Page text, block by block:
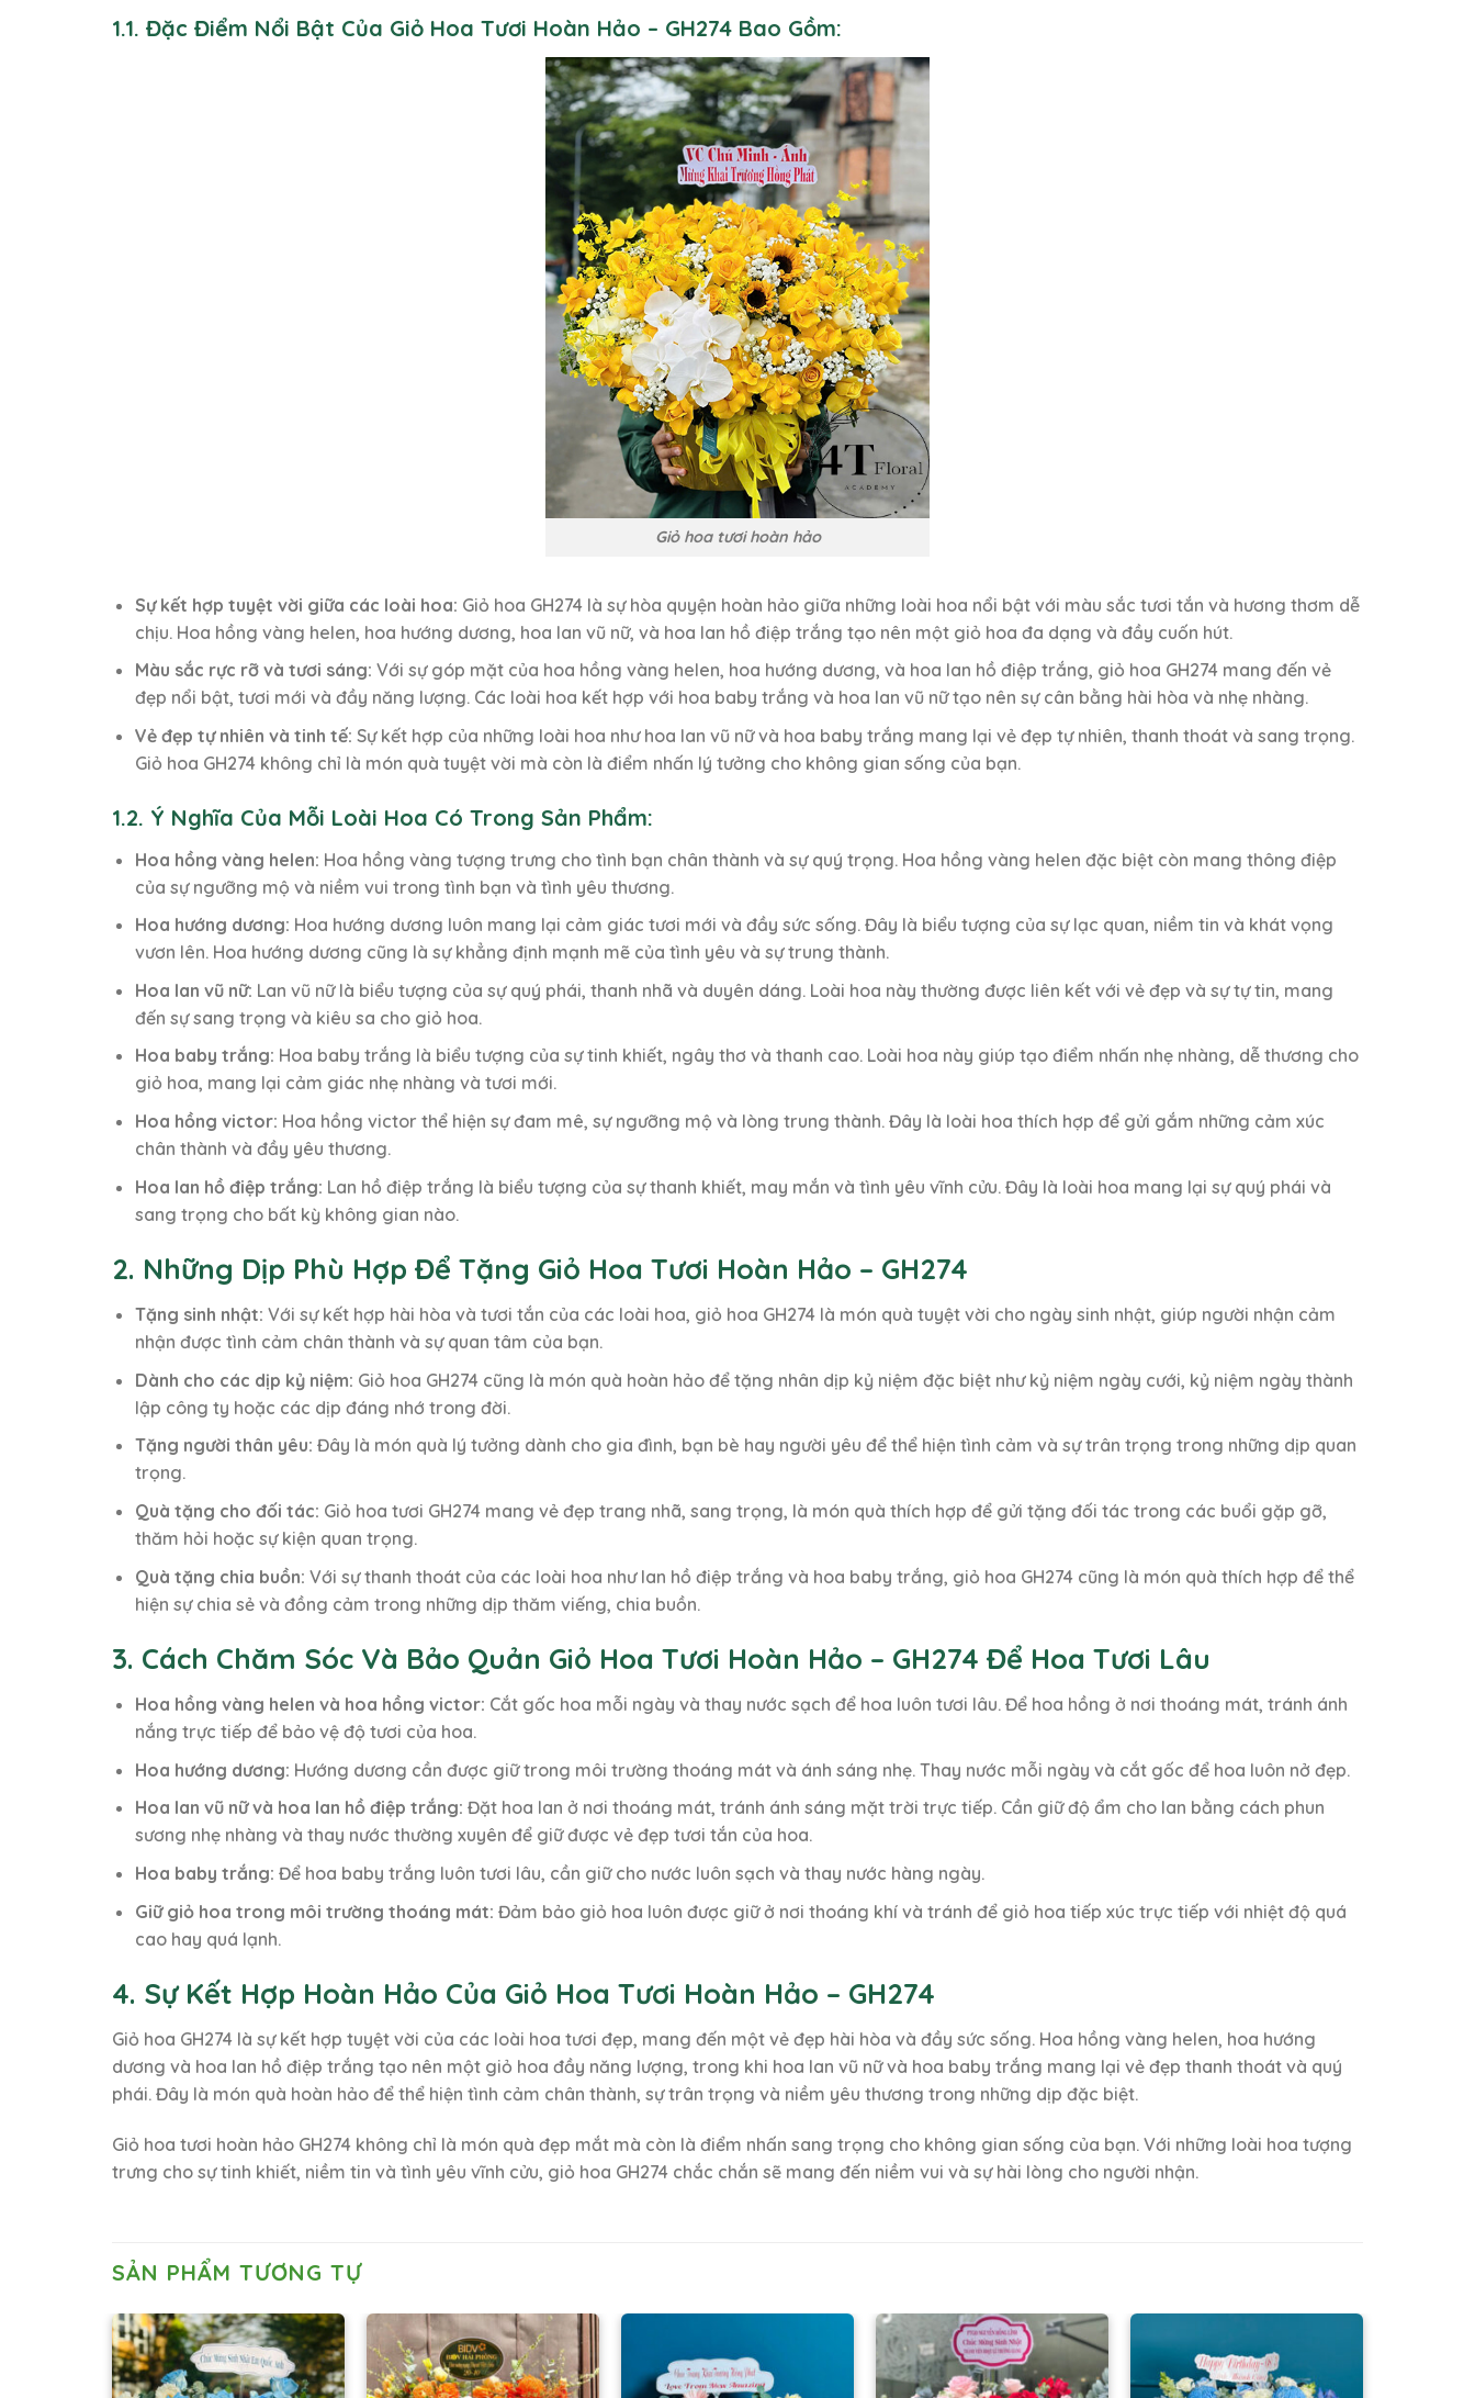
1.1. Đặc Điểm Nổi Bật Của Giỏ Hoa Tươi Hoàn Hảo – GH274 Bao Gồm:
Giỏ hoa tươi hoàn hảo
Sự kết hợp tuyệt vời giữa các loài hoa: Giỏ hoa GH274 là sự hòa quyện hoàn hảo giữa những loài hoa nổi bật với màu sắc tươi tắn và hương thơm dễ
chịu. Hoa hồng vàng helen, hoa hướng dương, hoa lan vũ nữ, và hoa lan hồ điệp trắng tạo nên một giỏ hoa đa dạng và đầy cuốn hút.
Màu sắc rực rỡ và tươi sáng: Với sự góp mặt của hoa hồng vàng helen, hoa hướng dương, và hoa lan hồ điệp trắng, giỏ hoa GH274 mang đến vẻ
đẹp nổi bật, tươi mới và đầy năng lượng. Các loài hoa kết hợp với hoa baby trắng và hoa lan vũ nữ tạo nên sự cân bằng hài hòa và nhẹ nhàng.
Vẻ đẹp tự nhiên và tinh tế: Sự kết hợp của những loài hoa như hoa lan vũ nữ và hoa baby trắng mang lại vẻ đẹp tự nhiên, thanh thoát và sang trọng.
Giỏ hoa GH274 không chỉ là món quà tuyệt vời mà còn là điểm nhấn lý tưởng cho không gian sống của bạn.
1.2. Ý Nghĩa Của Mỗi Loài Hoa Có Trong Sản Phẩm:
Hoa hồng vàng helen: Hoa hồng vàng tượng trưng cho tình bạn chân thành và sự quý trọng. Hoa hồng vàng helen đặc biệt còn mang thông điệp
của sự ngưỡng mộ và niềm vui trong tình bạn và tình yêu thương.
Hoa hướng dương: Hoa hướng dương luôn mang lại cảm giác tươi mới và đầy sức sống. Đây là biểu tượng của sự lạc quan, niềm tin và khát vọng
vươn lên. Hoa hướng dương cũng là sự khẳng định mạnh mẽ của tình yêu và sự trung thành.
Hoa lan vũ nữ: Lan vũ nữ là biểu tượng của sự quý phái, thanh nhã và duyên dáng. Loài hoa này thường được liên kết với vẻ đẹp và sự tự tin, mang
đến sự sang trọng và kiêu sa cho giỏ hoa.
Hoa baby trắng: Hoa baby trắng là biểu tượng của sự tinh khiết, ngây thơ và thanh cao. Loài hoa này giúp tạo điểm nhấn nhẹ nhàng, dễ thương cho
giỏ hoa, mang lại cảm giác nhẹ nhàng và tươi mới.
Hoa hồng victor: Hoa hồng victor thể hiện sự đam mê, sự ngưỡng mộ và lòng trung thành. Đây là loài hoa thích hợp để gửi gắm những cảm xúc
chân thành và đầy yêu thương.
Hoa lan hồ điệp trắng: Lan hồ điệp trắng là biểu tượng của sự thanh khiết, may mắn và tình yêu vĩnh cửu. Đây là loài hoa mang lại sự quý phái và
sang trọng cho bất kỳ không gian nào.
2. Những Dịp Phù Hợp Để Tặng Giỏ Hoa Tươi Hoàn Hảo – GH274
Tặng sinh nhật: Với sự kết hợp hài hòa và tươi tắn của các loài hoa, giỏ hoa GH274 là món quà tuyệt vời cho ngày sinh nhật, giúp người nhận cảm
nhận được tình cảm chân thành và sự quan tâm của bạn.
Dành cho các dịp kỷ niệm: Giỏ hoa GH274 cũng là món quà hoàn hảo để tặng nhân dịp kỷ niệm đặc biệt như kỷ niệm ngày cưới, kỷ niệm ngày thành
lập công ty hoặc các dịp đáng nhớ trong đời.
Tặng người thân yêu: Đây là món quà lý tưởng dành cho gia đình, bạn bè hay người yêu để thể hiện tình cảm và sự trân trọng trong những dịp quan
trọng.
Quà tặng cho đối tác: Giỏ hoa tươi GH274 mang vẻ đẹp trang nhã, sang trọng, là món quà thích hợp để gửi tặng đối tác trong các buổi gặp gỡ,
thăm hỏi hoặc sự kiện quan trọng.
Quà tặng chia buồn: Với sự thanh thoát của các loài hoa như lan hồ điệp trắng và hoa baby trắng, giỏ hoa GH274 cũng là món quà thích hợp để thể
hiện sự chia sẻ và đồng cảm trong những dịp thăm viếng, chia buồn.
3. Cách Chăm Sóc Và Bảo Quản Giỏ Hoa Tươi Hoàn Hảo – GH274 Để Hoa Tươi Lâu
Hoa hồng vàng helen và hoa hồng victor: Cắt gốc hoa mỗi ngày và thay nước sạch để hoa luôn tươi lâu. Để hoa hồng ở nơi thoáng mát, tránh ánh
nắng trực tiếp để bảo vệ độ tươi của hoa.
Hoa hướng dương: Hướng dương cần được giữ trong môi trường thoáng mát và ánh sáng nhẹ. Thay nước mỗi ngày và cắt gốc để hoa luôn nở đẹp.
Hoa lan vũ nữ và hoa lan hồ điệp trắng: Đặt hoa lan ở nơi thoáng mát, tránh ánh sáng mặt trời trực tiếp. Cần giữ độ ẩm cho lan bằng cách phun
sương nhẹ nhàng và thay nước thường xuyên để giữ được vẻ đẹp tươi tắn của hoa.
Hoa baby trắng: Để hoa baby trắng luôn tươi lâu, cần giữ cho nước luôn sạch và thay nước hàng ngày.
Giữ giỏ hoa trong môi trường thoáng mát: Đảm bảo giỏ hoa luôn được giữ ở nơi thoáng khí và tránh để giỏ hoa tiếp xúc trực tiếp với nhiệt độ quá
cao hay quá lạnh.
4. Sự Kết Hợp Hoàn Hảo Của Giỏ Hoa Tươi Hoàn Hảo – GH274
Giỏ hoa GH274 là sự kết hợp tuyệt vời của các loài hoa tươi đẹp, mang đến một vẻ đẹp hài hòa và đầy sức sống. Hoa hồng vàng helen, hoa hướng
dương và hoa lan hồ điệp trắng tạo nên một giỏ hoa đầy năng lượng, trong khi hoa lan vũ nữ và hoa baby trắng mang lại vẻ đẹp thanh thoát và quý
phái. Đây là món quà hoàn hảo để thể hiện tình cảm chân thành, sự trân trọng và niềm yêu thương trong những dịp đặc biệt.
Giỏ hoa tươi hoàn hảo GH274 không chỉ là món quà đẹp mắt mà còn là điểm nhấn sang trọng cho không gian sống của bạn. Với những loài hoa tượng
trưng cho sự tinh khiết, niềm tin và tình yêu vĩnh cửu, giỏ hoa GH274 chắc chắn sẽ mang đến niềm vui và sự hài lòng cho người nhận.
SẢN PHẨM TƯƠNG TỰ